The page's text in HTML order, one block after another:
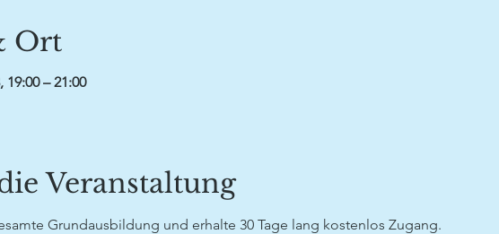
Ort
19:00 – 21:00
Veranstaltung
Grundausbildung und erhalte 30 Tage lang kostenlos Zugang.